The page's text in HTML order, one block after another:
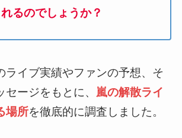
るのでしょうか？
ライブ実績やファンの予想、そ
セージをもとに、 嵐の解散ライ
場所を徹底的に調査しました。